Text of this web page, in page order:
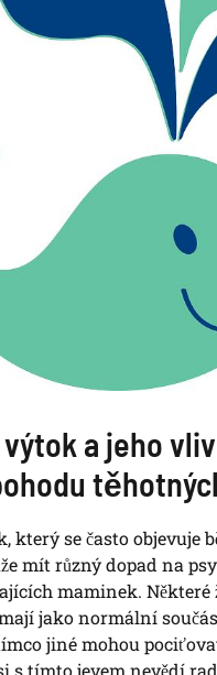
a jeho
který se často objevuje
mít různý dopad na
maminek. Některé
jako normální
jiné mohou
s tímto jevem nevědí